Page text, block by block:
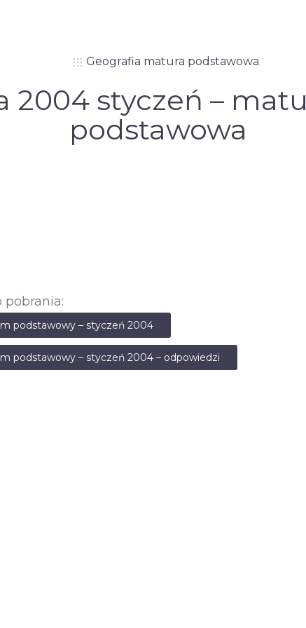
Geografia matura podstawowa
2004 styczeń –
podstawowa
pobrania:
podstawowy – styczeń 2004
podstawowy – styczeń 2004 – odpowiedzi